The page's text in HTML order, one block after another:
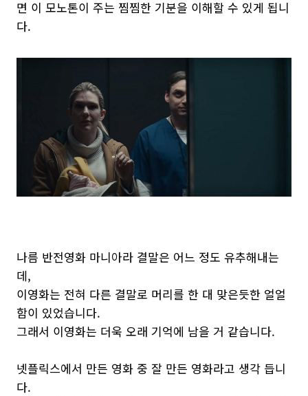
면 이 모노톤이 주는 찜찜한 기분을 이해할 수 있게 됩니
다.
나름 반전영화 마니아라 결말은 어느 정도 유추해내는
데,
이영화는 전혀 다른 결말로 머리를 한 대 맞은듯한 얼얼
함이 있었습니다.
그래서 이영화는 더욱 오래 기억에 남을 거 같습니다.
넷플릭스에서 만든 영화 중 잘 만든 영화라고 생각 듭니
다.